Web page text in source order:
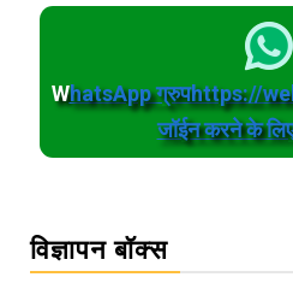
WhatsApp ग्रुपhttps://
जॉईन करने के
विज्ञापन बॉक्स